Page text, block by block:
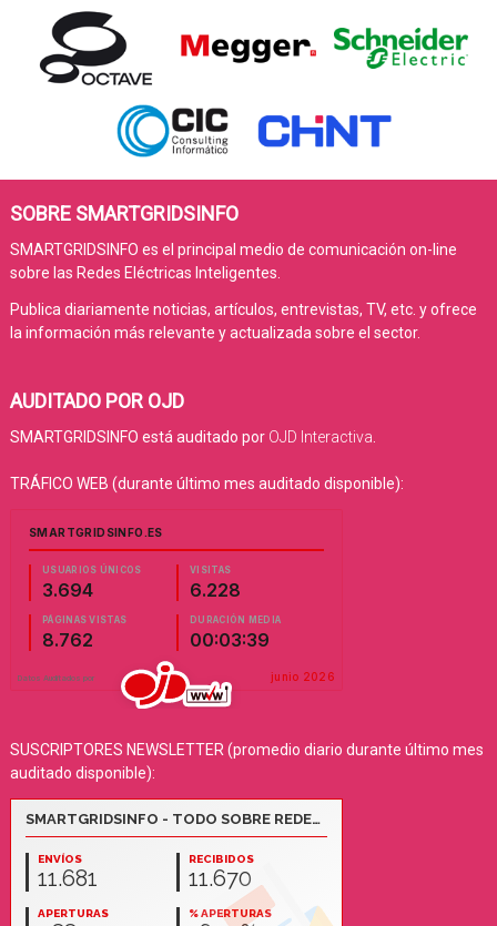
SOBRE SMARTGRIDSINFO
SMARTGRIDSINFO es el principal medio de comunicación on-line
sobre las Redes Eléctricas Inteligentes.
Publica diariamente noticias, artículos, entrevistas, TV, etc. y ofrece
la información más relevante y actualizada sobre el sector.
AUDITADO POR OJD
SMARTGRIDSINFO está auditado por OJD Interactiva
TRÁFICO WEB (durante último mes auditado disponible):
SUSCRIPTORES NEWSLETTER (promedio diario durante último mes
auditado disponible):